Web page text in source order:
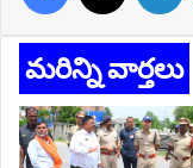
మరిన్ని వార్తలు